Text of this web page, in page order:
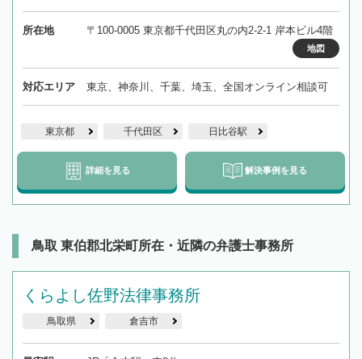
所在地 〒100-0005 東京都千代田区丸の内2-2-1 岸本ビル4階
地図
対応エリア 東京、神奈川、千葉、埼玉、全国オンライン相談可
東京都 千代田区 日比谷駅
詳細を見る 解決事例を見る
鳥取 東伯郡北栄町所在・近隣の弁護士事務所
くらよし佐野法律事務所
鳥取県 倉吉市